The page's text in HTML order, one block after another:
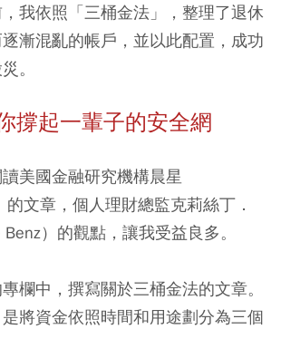
我依照「三桶金法」，整理了退休
漸混亂的帳戶，並以此配置，成功
。
撐起一輩子的安全網
美國金融研究機構晨星
的文章，個人理財總監克莉絲丁．
）的觀點，讓我受益良多。
欄中，撰寫關於三桶金法的文章。
將資金依照時間和用途劃分為三個